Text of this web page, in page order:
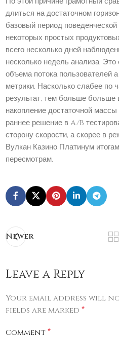
длиться на достаточном
базовый период
некоторых простых
всего несколько дней
несколько недель анализа.
объема потока пользователей
метрики. Насколько слабее по
результат, тем больше больше
накопление достаточной
раннее решение в A/B
сторону скорости, а скорее в
Вулкан Казино Платинум
пересмотрам.
Newer
Leave a Reply
Your email address will
fields are marked*
Comment*